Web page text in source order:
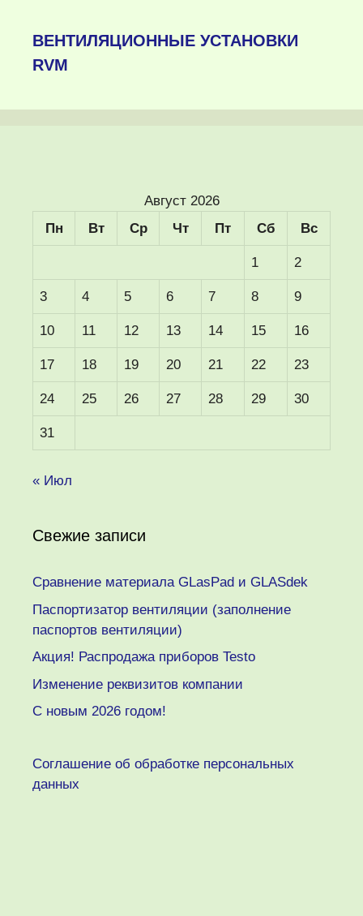
ВЕНТИЛЯЦИОННЫЕ УСТАНОВКИ
RVM
Август 2026
Пн
Вт Ср Чт Пт Сб Вс
1 2
3 4 5 6 7 8 9
10 11 12 13 14 15 16
17 18 19 20 21 22 23
24 25 26 27 28 29 30
31
« Июл
Свежие записи
Сравнение материала GLasPad и GLASdek
Паспортизатор вентиляции (заполнение
паспортов вентиляции)
Акция! Распродажа приборов Testo
Изменение реквизитов компании
C новым 2026 годом!
Соглашение об обработке персональных
данных